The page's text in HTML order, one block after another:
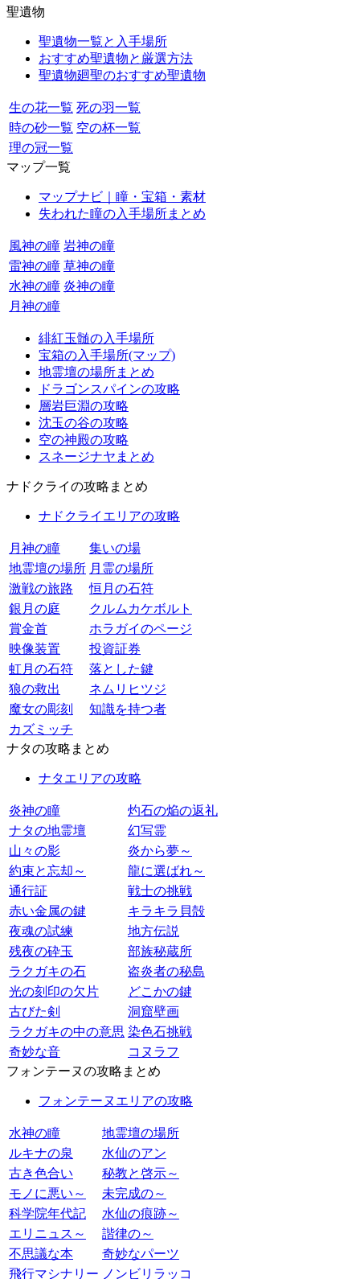
聖遺物
聖遺物一覧と入手場所
おすすめ聖遺物と厳選方法
聖遺物廻聖のおすすめ聖遺物
生の花一覧 死の羽一覧
時の砂一覧 空の杯一覧
理の冠一覧
マップ一覧
マップナビ｜瞳・宝箱・素材
失われた瞳の入手場所まとめ
風神の瞳 岩神の瞳
雷神の瞳 草神の瞳
水神の瞳 炎神の瞳
月神の瞳
緋紅玉髄の入手場所
宝箱の入手場所(マップ)
地霊壇の場所まとめ
ドラゴンスパインの攻略
層岩巨淵の攻略
沈玉の谷の攻略
空の神殿の攻略
スネージナヤまとめ
ナドクライの攻略まとめ
ナドクライエリアの攻略
月神の瞳
集いの場
地霊壇の場所 月霊の場所
激戦の旅路
恒月の石符
銀月の庭
クルムカケボルト
賞金首
ホラガイのページ
映像装置
投資証券
虹月の石符
落とした鍵
狼の救出
ネムリヒツジ
魔女の彫刻
知識を持つ者
カズミッチ
ナタの攻略まとめ
ナタエリアの攻略
炎神の瞳
灼石の焔の返礼
ナタの地霊壇
幻写霊
山々の影
炎から夢～
約束と忘却～
龍に選ばれ～
通行証
戦士の挑戦
赤い金属の鍵
キラキラ貝殻
夜魂の試練
地方伝説
残夜の砕玉
部族秘蔵所
ラクガキの石
盗炎者の秘島
光の刻印の欠片
どこかの鍵
古びた剣
洞窟壁画
ラクガキの中の意思 染色石挑戦
奇妙な音
コヌラフ
フォンテーヌの攻略まとめ
フォンテーヌエリアの攻略
水神の瞳
地霊壇の場所
ルキナの泉
水仙のアン
古き色合い
秘教と啓示～
モノに悪い～
未完成の～
科学院年代記
水仙の痕跡～
エリニュス～
諧律の～
不思議な本
奇妙なパーツ
飛行マシナリー ノンビリラッコ